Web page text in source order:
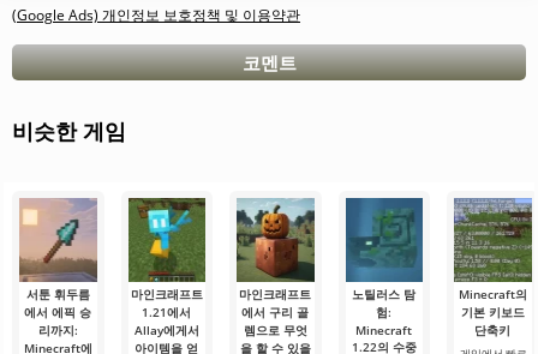
(Google Ads) 개인정보 보호정책 및 이용약관
코멘트
비슷한 게임
서툰 휘두름
에서 에픽 승
리까지:
Minecraft에
마인크래프트
1.21에서
Allay에게서
아이템을 얻
마인크래프트
에서 구리 골
렘으로 무엇
을 할 수 있을
노틸러스 탐
험:
Minecraft
1.22의 수중
Minecraft의
기본 키보드
단축키